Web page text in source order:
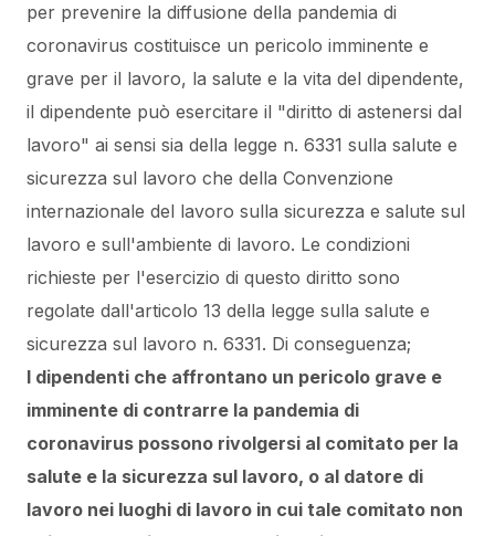
per prevenire la diffusione della pandemia di
coronavirus costituisce un pericolo imminente e
grave per il lavoro, la salute e la vita del dipendente,
il dipendente può esercitare il "diritto di astenersi dal
lavoro" ai sensi sia della legge n. 6331 sulla salute e
sicurezza sul lavoro che della Convenzione
internazionale del lavoro sulla sicurezza e salute sul
lavoro e sull'ambiente di lavoro. Le condizioni
richieste per l'esercizio di questo diritto sono
regolate dall'articolo 13 della legge sulla salute e
sicurezza sul lavoro n. 6331. Di conseguenza;
I dipendenti che affrontano un pericolo grave e
imminente di contrarre la pandemia di
coronavirus possono rivolgersi al comitato per la
salute e la sicurezza sul lavoro, o al datore di
lavoro nei luoghi di lavoro in cui tale comitato non